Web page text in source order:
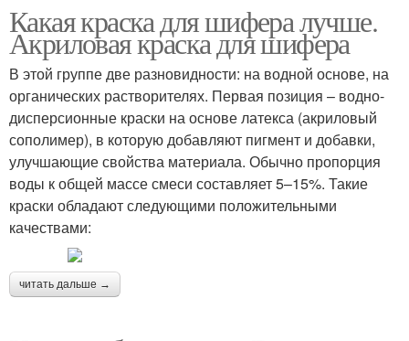
Какая краска для шифера лучше.
Акриловая краска для шифера
В этой группе две разновидности: на водной основе, на
органических растворителях. Первая позиция – водно-
дисперсионные краски на основе латекса (акриловый
сополимер), в которую добавляют пигмент и добавки,
улучшающие свойства материала. Обычно пропорция
воды к общей массе смеси составляет 5–15%. Такие
краски обладают следующими положительными
качествами:
читать дальше →